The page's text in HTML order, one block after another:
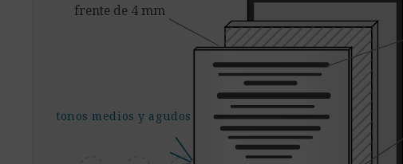
frente de 4 mm
tonos medios y agudos